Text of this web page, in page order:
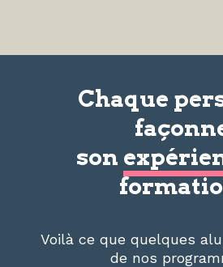
Chaque
son
Voilà ce que quelques
de nos